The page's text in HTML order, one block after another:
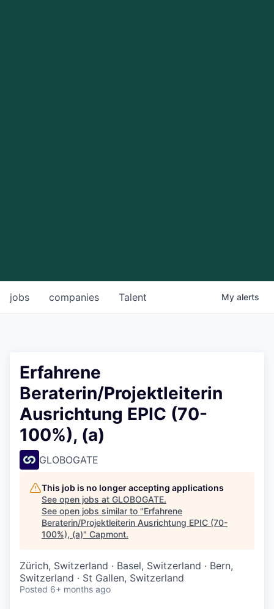
jobs companies Talent My alerts
Erfahrene
Beraterin/Projektleiterin
Ausrichtung EPIC (70-
100%), (a)
GLOBOGATE
This job is no longer accepting applications
See open jobs at GLOBOGATE.
See open jobs similar to "Erfahrene
Beraterin/Projektleiterin Ausrichtung EPIC (70-
100%), (a)" Capmont.
Zürich, Switzerland · Basel, Switzerland · Bern,
Switzerland · St Gallen, Switzerland
Posted 6+ months ago